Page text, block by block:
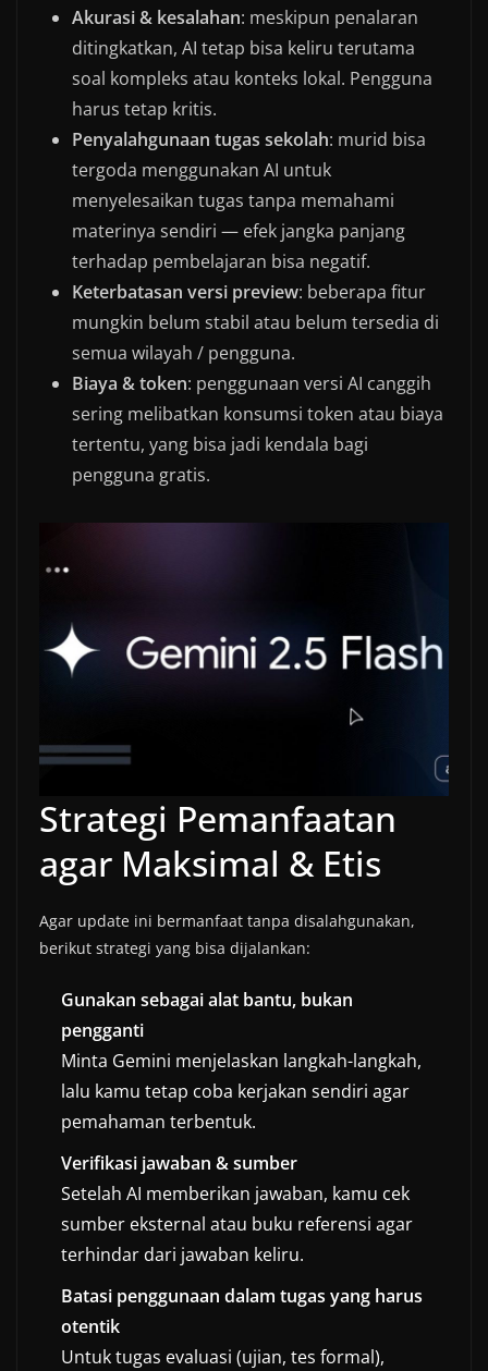
Akurasi & kesalahan: meskipun penalaran
ditingkatkan, AI tetap bisa keliru terutama
soal kompleks atau konteks lokal. Pengguna
harus tetap kritis.
Penyalahgunaan tugas sekolah: murid bisa
tergoda menggunakan AI untuk
menyelesaikan tugas tanpa memahami
materinya sendiri — efek jangka panjang
terhadap pembelajaran bisa negatif.
Keterbatasan versi preview: beberapa fitur
mungkin belum stabil atau belum tersedia di
semua wilayah / pengguna.
Biaya & token: penggunaan versi AI canggih
sering melibatkan konsumsi token atau biaya
tertentu, yang bisa jadi kendala bagi
pengguna gratis.
Strategi Pemanfaatan
agar Maksimal & Etis
Agar update ini bermanfaat tanpa disalahgunakan,
berikut strategi yang bisa dijalankan:
Gunakan sebagai alat bantu, bukan
pengganti
Minta Gemini menjelaskan langkah-langkah,
lalu kamu tetap coba kerjakan sendiri agar
pemahaman terbentuk.
Verifikasi jawaban & sumber
Setelah AI memberikan jawaban, kamu cek
sumber eksternal atau buku referensi agar
terhindar dari jawaban keliru.
Batasi penggunaan dalam tugas yang harus
otentik
Untuk tugas evaluasi (ujian, tes formal),